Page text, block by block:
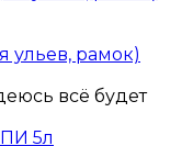
ульев, рамок)
всё будет